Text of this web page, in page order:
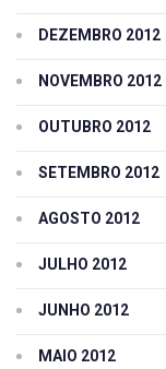
DEZEMBRO 2012
NOVEMBRO 2012
OUTUBRO 2012
SETEMBRO 2012
AGOSTO 2012
JULHO 2012
JUNHO 2012
MAIO 2012